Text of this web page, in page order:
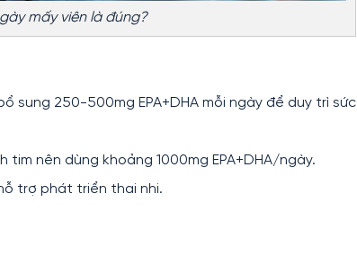
mấy viên là đúng?
sung 250-500mg EPA+DHA mỗi ngày để duy trì sức
tim nên dùng khoảng 1000mg EPA+DHA/ngày.
trợ phát triển thai nhi.